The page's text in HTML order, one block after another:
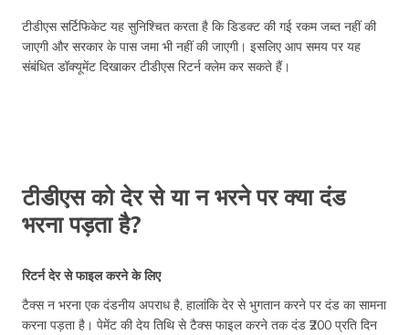
टीडीएस सर्टिफिकेट यह सुनिश्चित करता है कि डिडक्ट की गई रकम जब्त नहीं की
जाएगी और सरकार के पास जमा भी नहीं की जाएगी। इसलिए आप समय पर यह
संबंधित डॉक्यूमेंट दिखाकर टीडीएस रिटर्न क्लेम कर सकते हैं।
टीडीएस को देर से या न भरने पर क्या दंड
भरना पड़ता है?
रिटर्न देर से फाइल करने के लिए
टैक्स न भरना एक दंडनीय अपराध है, हालांकि देर से भुगतान करने पर दंड का सामना
करना पड़ता है। पेमेंट की देय तिथि से टैक्स फाइल करने तक दंड ₹200 प्रति दिन